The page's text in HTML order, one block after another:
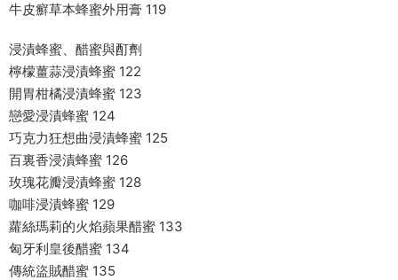
牛皮癬草本蜂蜜外用膏 119
浸漬蜂蜜、醋蜜與酊劑
檸檬薑蒜浸漬蜂蜜 122
開胃柑橘浸漬蜂蜜 123
戀愛浸漬蜂蜜 124
巧克力狂想曲浸漬蜂蜜 125
百裏香浸漬蜂蜜 126
玫瑰花瓣浸漬蜂蜜 128
咖啡浸漬蜂蜜 129
蘿絲瑪莉的火焰蘋果醋蜜 133
匈牙利皇後醋蜜 134
傳統盜賊醋蜜 135